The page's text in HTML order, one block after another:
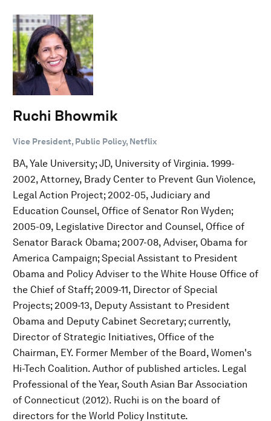
Ruchi Bhowmik
Vice President, Public Policy, Netflix
BA, Yale University; JD, University of Virginia. 1999-
2002, Attorney, Brady Center to Prevent Gun Violence,
Legal Action Project; 2002-05, Judiciary and
Education Counsel, Office of Senator Ron Wyden;
2005-09, Legislative Director and Counsel, Office of
Senator Barack Obama; 2007-08, Adviser, Obama for
America Campaign; Special Assistant to President
Obama and Policy Adviser to the White House Office of
the Chief of Staff; 2009-11, Director of Special
Projects; 2009-13, Deputy Assistant to President
Obama and Deputy Cabinet Secretary; currently,
Director of Strategic Initiatives, Office of the
Chairman, EY. Former Member of the Board, Women's
Hi-Tech Coalition. Author of published articles. Legal
Professional of the Year, South Asian Bar Association
of Connecticut (2012). Ruchi is on the board of
directors for the World Policy Institute.